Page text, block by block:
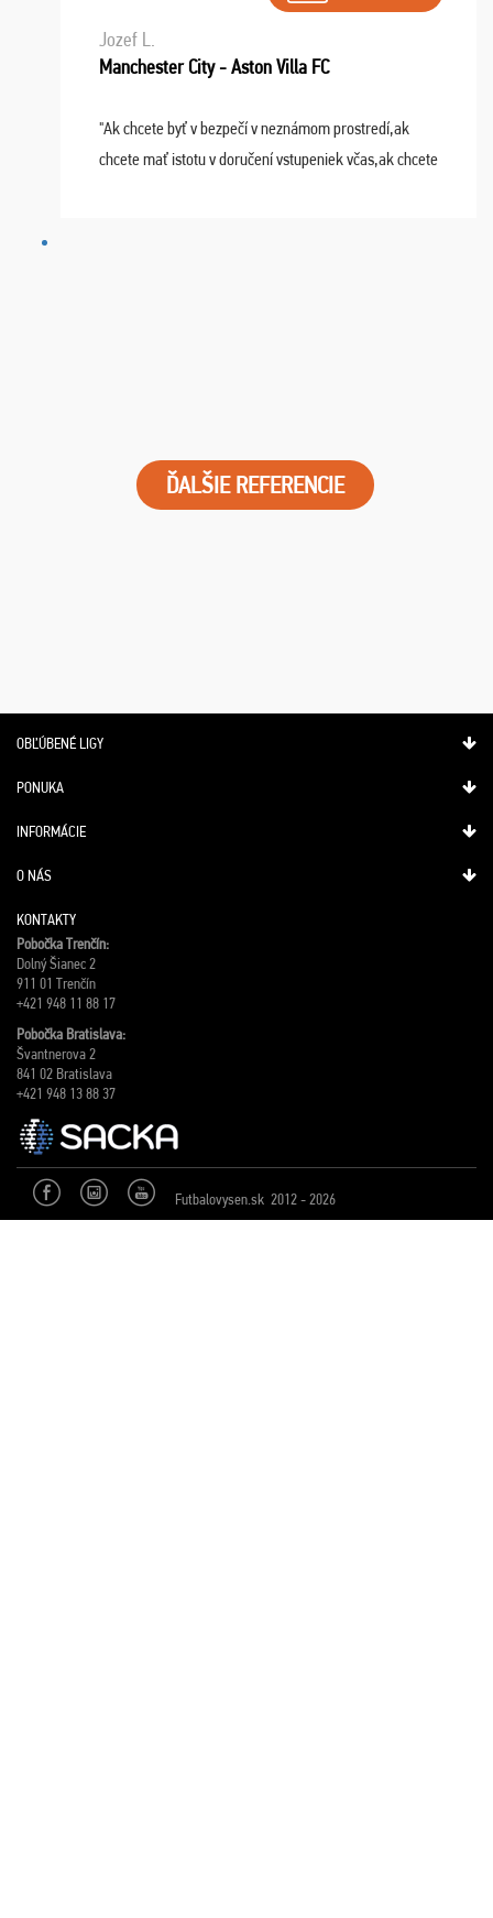
Jozef L.
Manchester City - Aston Villa FC
"Ak chcete byť v bezpečí v neznámom prostredí,ak
chcete mať istotu v doručení vstupeniek včas,ak chcete
ĎALŠIE REFERENCIE
OBĽÚBENÉ LIGY
PONUKA
INFORMÁCIE
O NÁS
KONTAKTY
Pobočka Trenčín:
Dolný Šianec 2
911 01 Trenčín
+421 948 11 88 17
Pobočka Bratislava:
Švantnerova 2
841 02 Bratislava
+421 948 13 88 37
Futbalovysen.sk 2012 - 2026